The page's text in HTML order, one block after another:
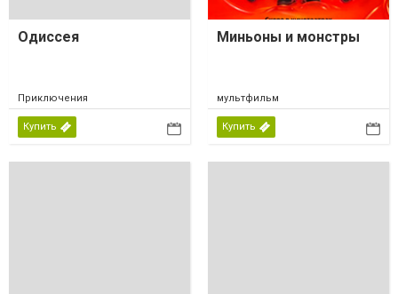
Одиссея
Приключения
Купить
Миньоны и монстры
мультфильм
Купить